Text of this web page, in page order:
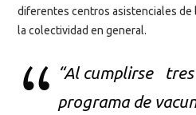
diferentes centros asistenciales de
la colectividad en general.
“Al cumplirse
programa de